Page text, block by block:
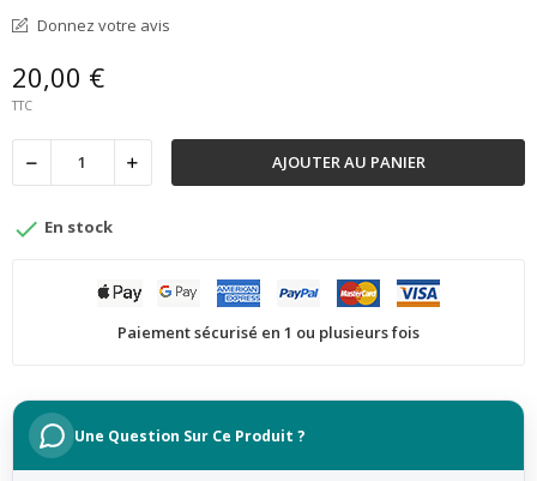
Donnez votre avis
20,00 €
TTC
AJOUTER AU PANIER
 En stock
Paiement sécurisé en 1 ou plusieurs fois
Une Question Sur Ce Produit ?